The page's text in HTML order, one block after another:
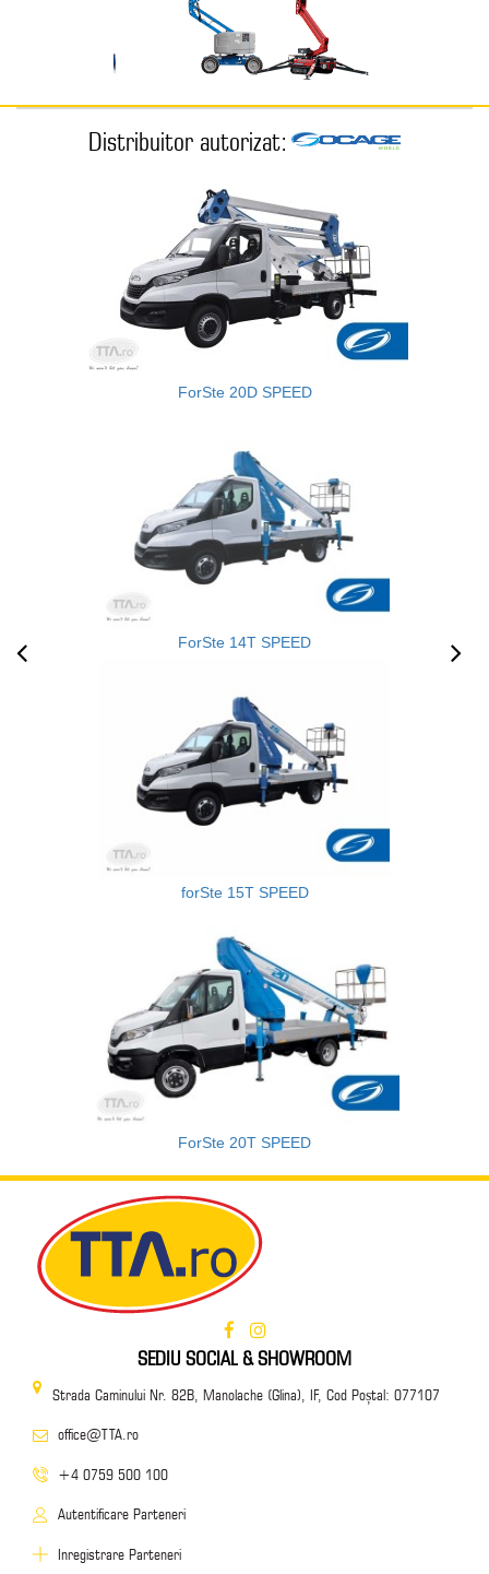
Distribuitor autorizat:
ForSte 20D SPEED
ForSte 14T SPEED
forSte 15T SPEED
ForSte 20T SPEED
SEDIU SOCIAL & SHOWROOM
Strada Caminului Nr. 82B, Manolache (Glina), IF, Cod Poștal: 077107
office@TTA.ro
+4 0759 500 100
Autentificare Parteneri
Inregistrare Parteneri